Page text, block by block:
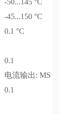
-45...150 °C
0.1 °C
0.1
电流输出: MS /
0.1